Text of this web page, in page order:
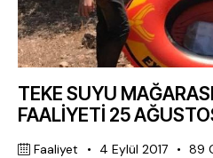
TEKE SUYU
FAALİYETİ 25
Faaliyet 4 Eylül 2017 89